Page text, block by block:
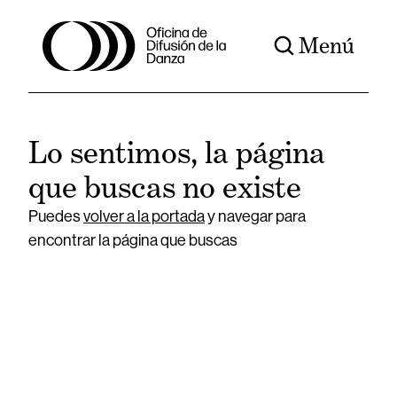
Menú
Lo sentimos, la página
que buscas no existe
Puedesvolver a la portaday navegar para
encontrar la página que buscas